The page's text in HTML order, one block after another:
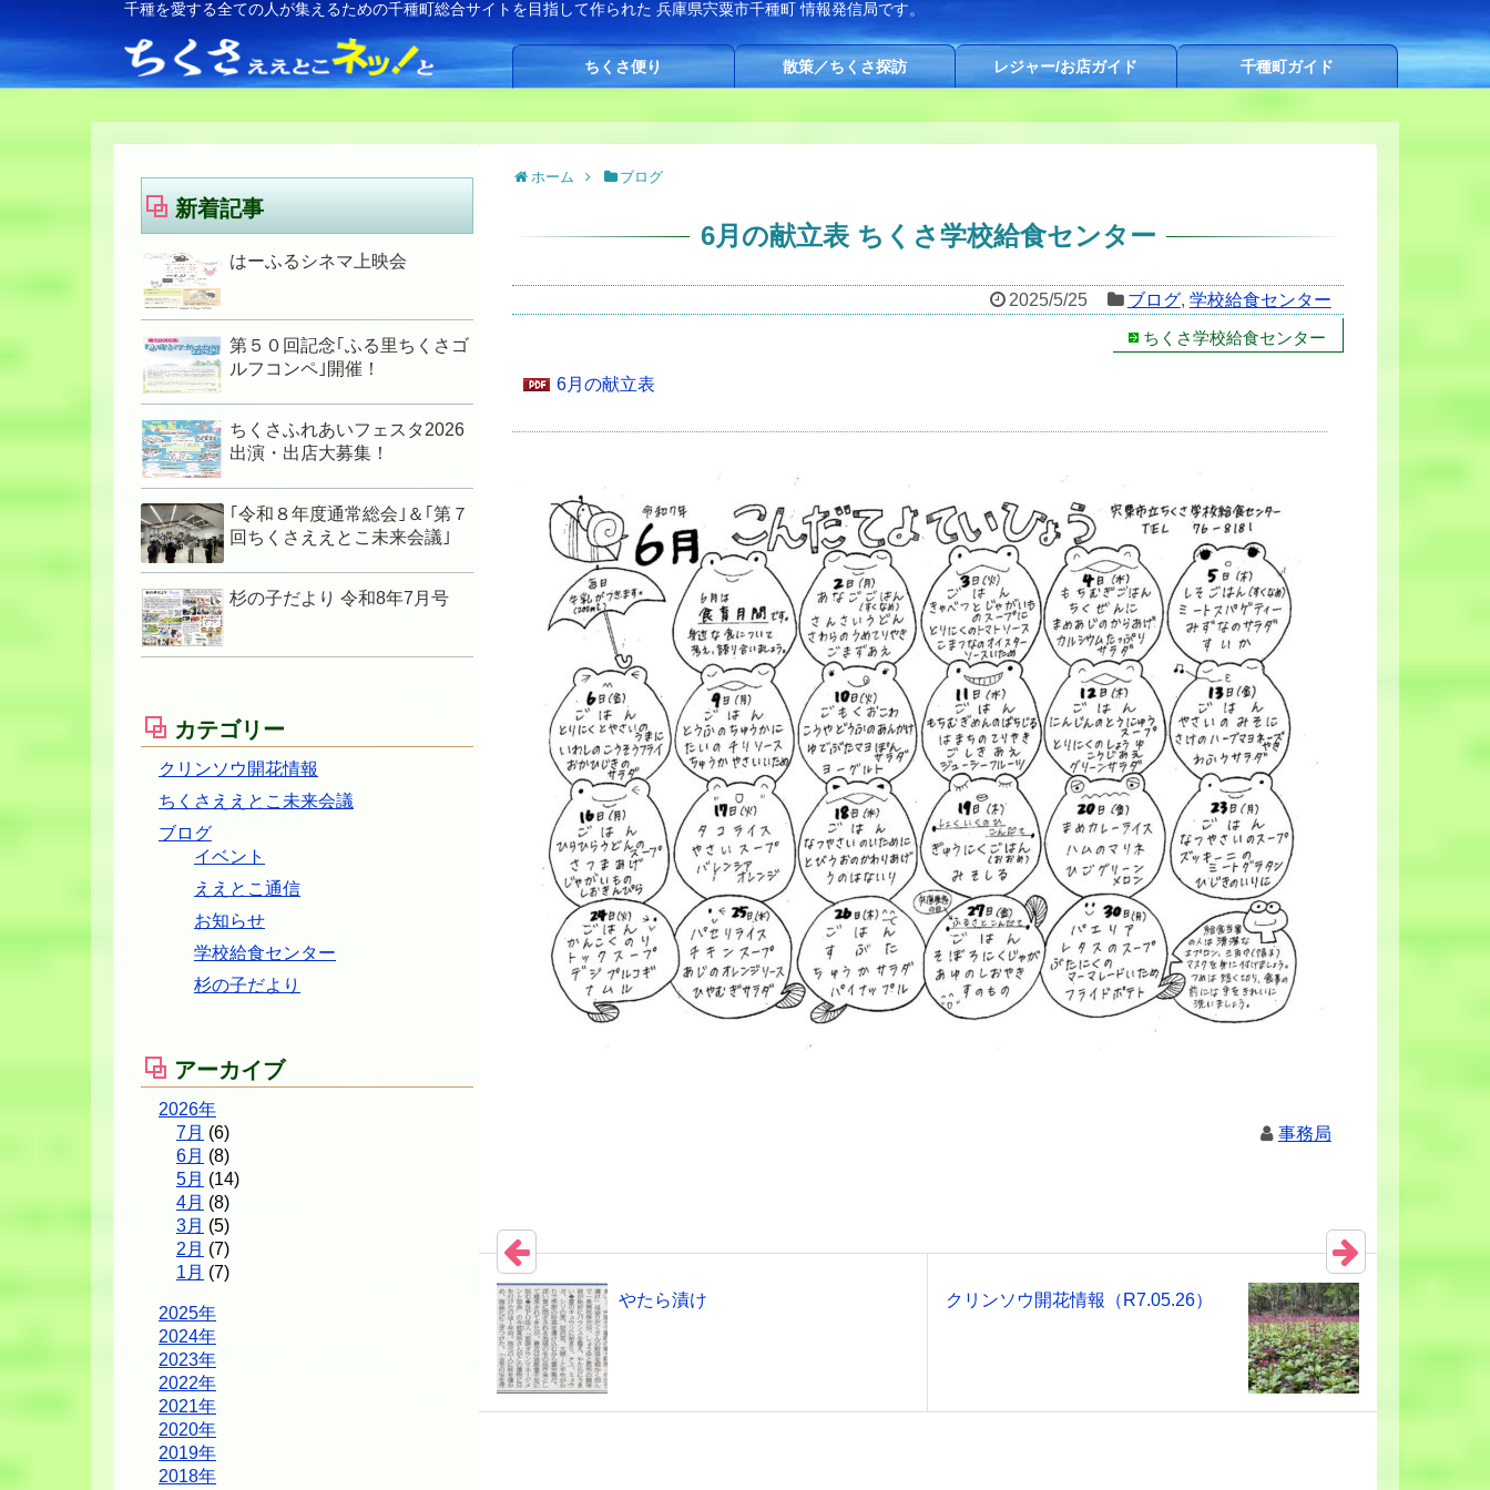
千種を愛する全ての人が集えるための千種町総合サイトを目指して作られた 兵庫県宍粟市千種町 情報発信局です。
ちくさ便り 散策／ちくさ探訪 レジャー/お店ガイド 千種町ガイド
ホーム ブログ
6月の献立表 ちくさ学校給食センター
2025/5/25 ブログ, 学校給食センター
ちくさ学校給食センター
6月の献立表
事務局
やたら漬け クリンソウ開花情報（R7.05.26）
新着記事
はーふるシネマ上映会
第５０回記念｢ふる里ちくさゴ
ルフコンペ｣開催！
ちくさふれあいフェスタ2026
出演・出店大募集！
｢令和８年度通常総会｣＆｢第７
回ちくさええとこ未来会議｣
杉の子だより 令和8年7月号
カテゴリー
クリンソウ開花情報
ちくさええとこ未来会議
ブログ
イベント
ええとこ通信
お知らせ
学校給食センター
杉の子だより
アーカイブ
2026年
7月 (6)
6月 (8)
5月 (14)
4月 (8)
3月 (5)
2月 (7)
1月 (7)
2025年
2024年
2023年
2022年
2021年
2020年
2019年
2018年